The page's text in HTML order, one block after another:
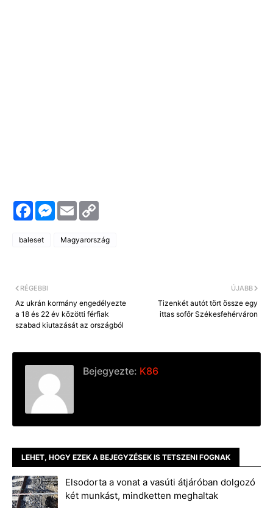
F
a
b
M
e
E
m
l
y
L
baleset Magyarország
ÚJABB
Tizenkét autót tört össze egy
ittas sofőr Székesfehérváron
RÉGEBBI
Az ukrán kormány engedélyezte
a 18 és 22 év közötti férfiak
szabad kiutazását az országból
Bejegyezte: K86
LEHET, HOGY EZEK A BEJEGYZÉSEK IS TETSZENI FOGNAK
Elsodorta a vonat a vasúti átjáróban dolgozó
két munkást, mindketten meghaltak